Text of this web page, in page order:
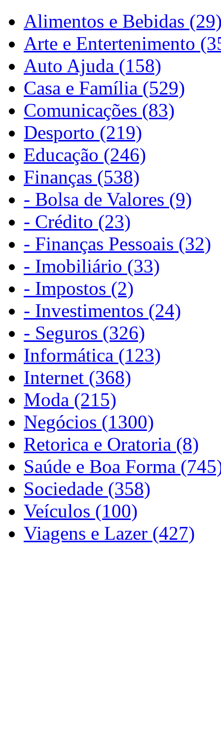
Alimentos e Bebidas
Arte e Entertenimento
Auto Ajuda (158)
Casa e Família (529)
Comunicações (83)
Desporto (219)
Educação (246)
Finanças (538)
- Bolsa de Valores (9)
- Crédito (23)
- Finanças Pessoais (32)
- Imobiliário (33)
- Impostos (2)
- Investimentos (24)
- Seguros (326)
Informática (123)
Internet (368)
Moda (215)
Negócios (1300)
Retorica e Oratoria (8)
Saúde e Boa Forma
Sociedade (358)
Veículos (100)
Viagens e Lazer (427)